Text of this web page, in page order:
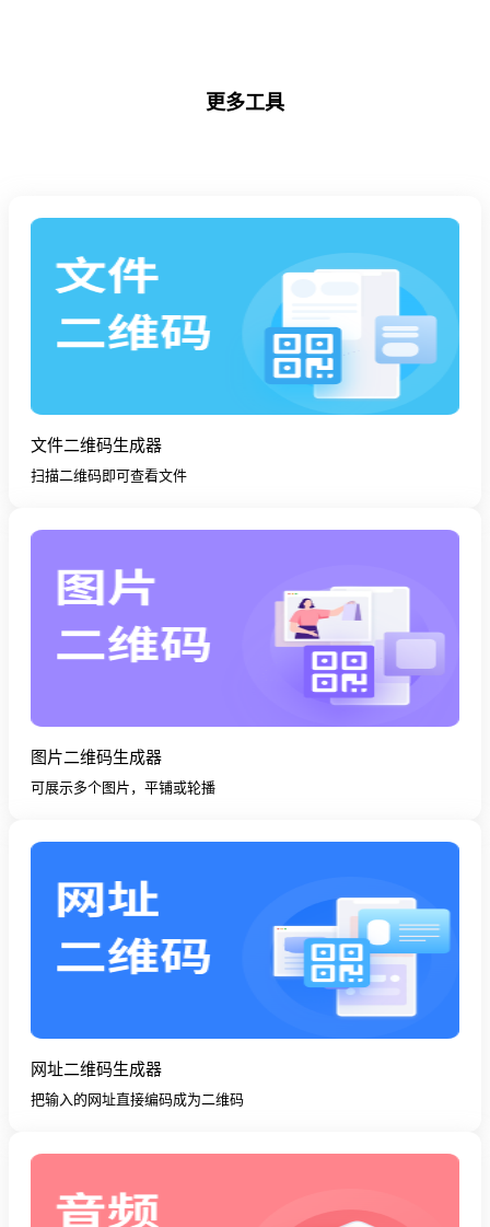
更多工具
文件二维码生成器
扫描二维码即可查看文件
图片二维码生成器
可展示多个图片，平铺或轮播
网址二维码生成器
把输入的网址直接编码成为二维码